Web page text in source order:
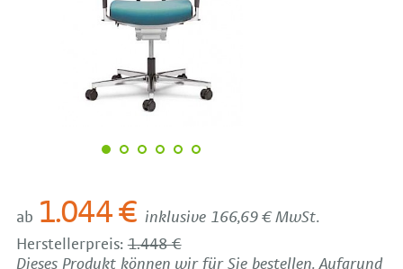
ab 1.044 € inklusive 166,69 € MwSt.
Herstellerpreis:1.448 €
Dieses Produkt können wir für Sie bestellen. Aufgrund